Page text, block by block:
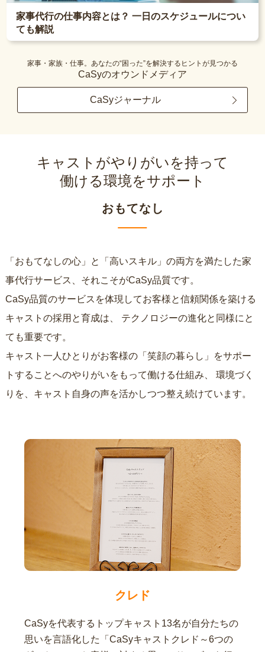
家事代行の仕事内容とは？ 一日のスケジュールについ
ても解説
家事・家族・仕事。あなたの“困った”を解決するヒントが見つかる
CaSyのオウンドメディア
CaSyジャーナル
キャストがやりがいを持って
働ける環境をサポート
おもてなし
「おもてなしの心」と「高いスキル」の両方を満たした家
事代行サービス、それこそがCaSy品質です。
CaSy品質のサービスを体現してお客様と信頼関係を築ける
キャストの採用と育成は、
ても重要です。
キャスト一人ひとりがお客様の「笑顔の暮らし」をサポー
トすることへのやりがいをもって働ける仕組み、
りを、キャスト自身の声を活かしつつ整え続けています。
クレド
CaSyを代表するトップキャスト13名が自分たちの
思いを言語化した「CaSyキャストクレド～6つの